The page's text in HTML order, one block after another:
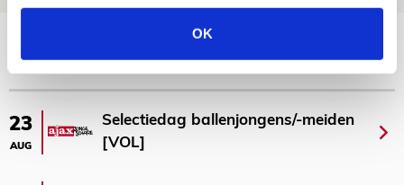
OK
23
AUG
Selectiedag ballenjongens/-meiden
[VOL]